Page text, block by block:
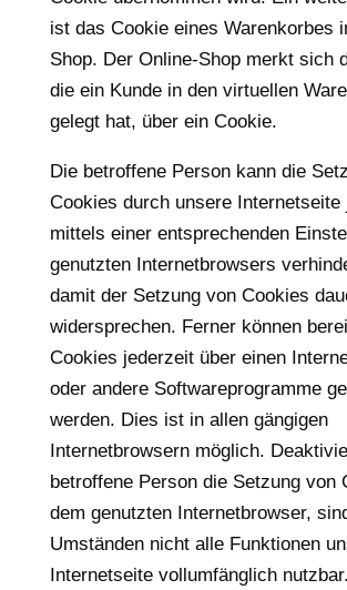
ist das Cookie eines Warenkorbes
Shop. Der Online-Shop merkt sich
die ein Kunde in den virtuellen
gelegt hat, über ein Cookie.
Die betroffene Person kann die
Cookies durch unsere Internetseite
mittels einer entsprechenden
genutzten Internetbrowsers
damit der Setzung von Cookies
widersprechen. Ferner können
Cookies jederzeit über einen
oder andere Softwareprogramme
werden. Dies ist in allen gängigen
Internetbrowsern möglich.
betroffene Person die Setzung von
dem genutzten Internetbrowser,
Umständen nicht alle Funktionen
Internetseite vollumfänglich nutzbar.